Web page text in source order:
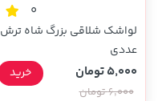
0
لواشک شلاقی بزرگ شاه ترش
عددی
5,000 تومان
6,000 تومان
خرید